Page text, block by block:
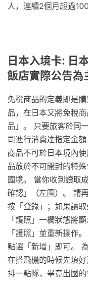
人，連續2個月超過
日本入境卡: 日
飯店實際公告為
免稅商品的定義即是
品，在日本又將免稅
品」。 只要旅客於同
司進行消費達指定金
商品不可於日本境內
品放於不可開封的特
國境。 當你收到讀取
確認」（左圖）。 請
按「登錄」；如果讀
「護照」一欄狀態將
「護照」並重新操作
點選「新增」即可。
在搭飛機的時候先填
排一點隊，畢竟出國的